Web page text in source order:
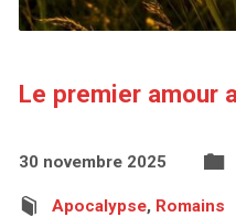
Le premier amour
30 novembre 2025
Apocalypse, Romains